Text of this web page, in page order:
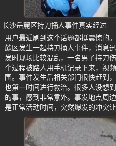
长沙岳麓区持刀捅人事件真实经过
用户最近刷到这个话题都挺震惊的
麓区发生一起持刀捅人事件，消息
发时现场比较混乱，一名男子持刀
个过程被路人用手机记录下来，视
围。事件发生后相关部门很快赶到
也第一时间进行救治。很多人没想
的事，感到非常意外。事发地点周
是正常活动时间，突然爆发的冲突